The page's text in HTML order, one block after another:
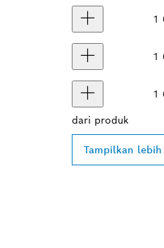
1
1
1
dari produk
Tampilkan